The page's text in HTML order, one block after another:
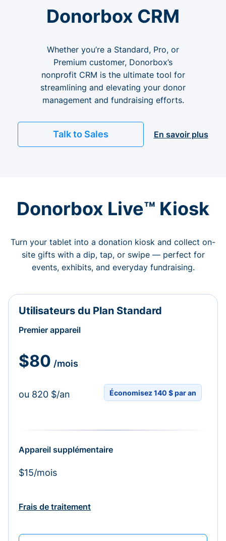
Donorbox CRM
Whether you’re a Standard, Pro, or
Premium customer, Donorbox’s
nonprofit CRM is the ultimate tool for
streamlining and elevating your donor
management and fundraising efforts.
Talk to Sales En savoir plus
Donorbox Live™ Kiosk
Turn your tablet into a donation kiosk and collect on-
site gifts with a dip, tap, or swipe — perfect for
events, exhibits, and everyday fundraising.
Utilisateurs du Plan Standard
Premier appareil
$80 /mois
ou 820 $/an Économisez 140 $ par an
Appareil supplémentaire
$15/mois
Frais de traitement